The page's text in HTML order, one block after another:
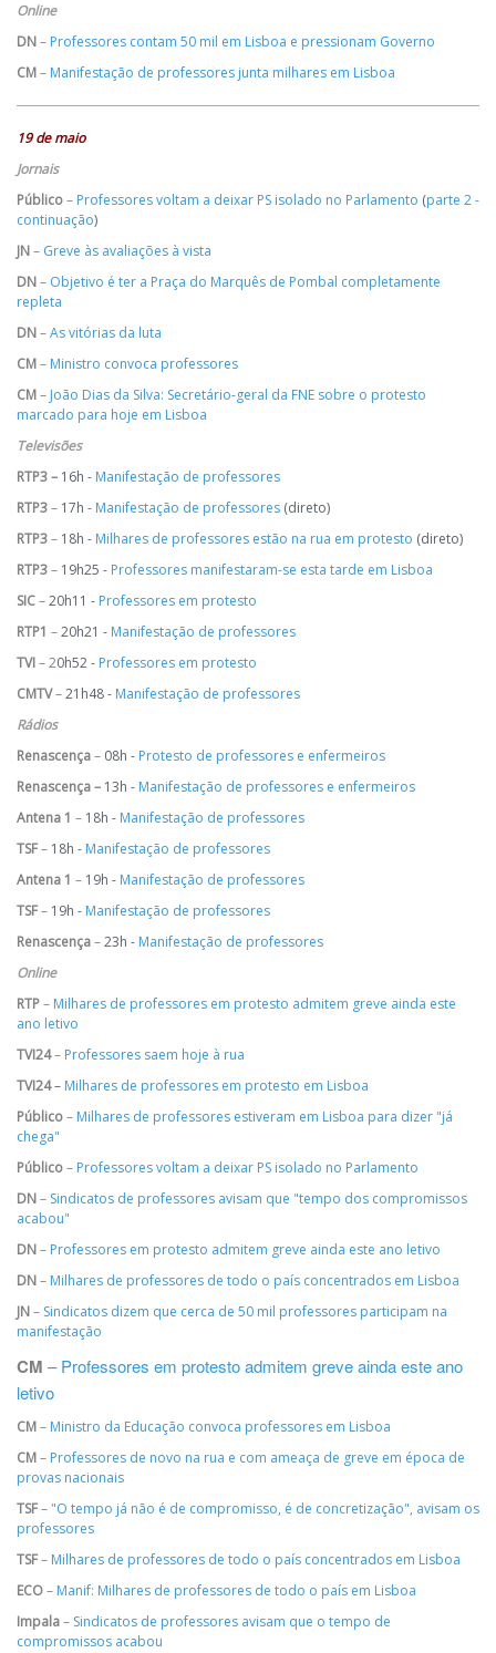
Online
DN– Professores contam 50 mil em Lisboa e pressionam Governo
CM– Manifestação de professores junta milhares em Lisboa
19 de maio
Jornais
Público– Professores voltam a deixar PS isolado no Parlamento (parte 2 -
continuação)
JN– Greve às avaliações à vista
DN– Objetivo é ter a Praça do Marquês de Pombal completamente
repleta
DN–As vitórias da luta
CM– Ministro convoca professores
CM– João Dias da Silva: Secretário-geral da FNE sobre o protesto
marcado para hoje em Lisboa
Televisões
RTP3 – 16h - Manifestação de professores
RTP3– 17h - Manifestação de professores (direto)
RTP3– 18h - Milhares de professores estão na rua em protesto (direto)
RTP3– 19h25 - Professores manifestaram-se esta tarde em Lisboa
SIC–20h11 - Professores em protesto
RTP1 –20h21 - Manifestação de professores
TVI– 20h52 - Professores em protesto
CMTV–21h48 - Manifestação de professores
Rádios
Renascença– 08h - Protesto de professores e enfermeiros
Renascença – 13h - Manifestação de professores e enfermeiros
Antena 1 – 18h - Manifestação de professores
TSF– 18h - Manifestação de professores
Antena 1 – 19h - Manifestação de professores
TSF– 19h - Manifestação de professores
Renascença–23h - Manifestação de professores
Online
RTP– Milhares de professores em protesto admitem greve ainda este
ano letivo
TVI24– Professores saem hoje à rua
TVI24– Milhares de professores em protesto em Lisboa
Público– Milhares de professores estiveram em Lisboa para dizer "já
chega"
Público– Professores voltam a deixar PS isolado no Parlamento
DN– Sindicatos de professores avisam que "tempo dos compromissos
acabou"
DN– Professores em protesto admitem greve ainda este ano letivo
DN– Milhares de professores de todo o país concentrados em Lisboa
JN– Sindicatos dizem que cerca de 50 mil professores participam na
manifestação
CM – Professores em protesto admitem greve ainda este ano
letivo
CM– Ministro da Educação convoca professores em Lisboa
CM– Professores de novo na rua e com ameaça de greve em época de
provas nacionais
TSF– "O tempo já não é de compromisso, é de concretização", avisam os
professores
TSF– Milhares de professores de todo o país concentrados em Lisboa
ECO– Manif: Milhares de professores de todo o país em Lisboa
Impala– Sindicatos de professores avisam que o tempo de
compromissos acabou